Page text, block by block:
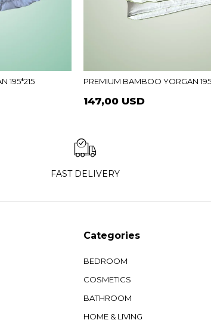
195*215 PREMIUM BAMBOO YORGAN
147,00 USD
FAST DELIVERY
Categories
BEDROOM
COSMETICS
BATHROOM
HOME & LIVING